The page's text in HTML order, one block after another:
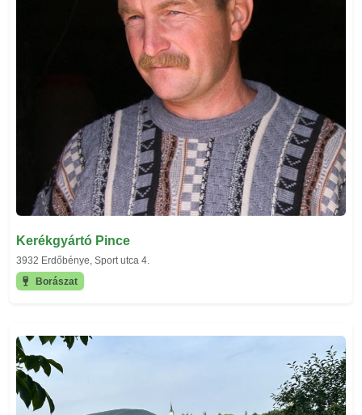
Kerékgyártó Pince
3932 Erdőbénye, Sport utca 4.
Borászat